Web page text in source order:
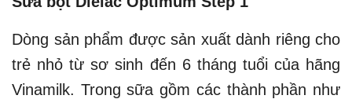
Dòng sản phẩm được sản xuất dành riêng cho
trẻ nhỏ từ sơ sinh đến 6 tháng tuổi của hãng
Vinamilk. Trong sữa gồm các thành phần như